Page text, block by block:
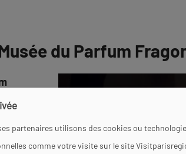
du Parfum
»
partenaires utilisons des cookies ou
comme votre visite sur le site